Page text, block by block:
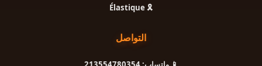
🎗️ Élastique
التواصل